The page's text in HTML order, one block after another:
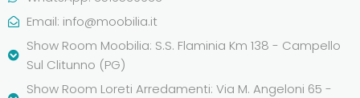
Email: info@moobilia.it
Show Room Moobilia: S.S. Flaminia Km 138 - Campello
Sul Clitunno (PG)
Show Room Loreti Arredamenti: Via M. Angeloni 65 -